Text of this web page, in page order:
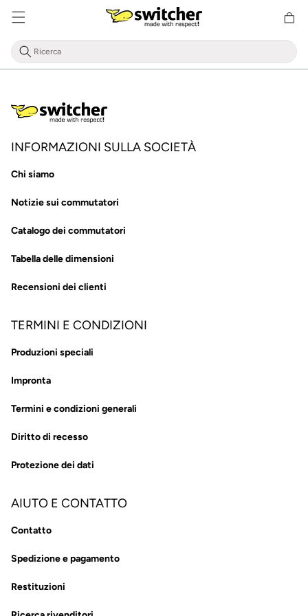
Direttamente
al contenuto
della
INFORMAZIONI SULLA SOCIETÀ
Chi siamo
Notizie sui commutatori
Catalogo dei commutatori
Tabella delle dimensioni
Recensioni dei clienti
TERMINI E CONDIZIONI
Produzioni speciali
Impronta
Termini e condizioni generali
Diritto di recesso
Protezione dei dati
AIUTO E CONTATTO
Contatto
Spedizione e pagamento
Restituzioni